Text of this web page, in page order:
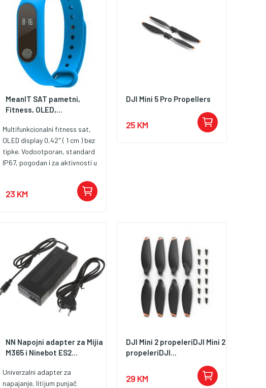
MeanIT SAT pametni,
Fitness, OLED,...
Multifunkcionalni fitness sat,
OLED display 0,42" ( 1 cm ) bez
tipke. Vodootporan, standard
IP67, pogodan i za aktivnosti u
1 metar. Funkcije : senzor
otkucaja srca, brojač kalorija,
vijek baterije ( stand-by do 12
dana ). Povezivanje Bluetooth,
Smartwatch kompatibilan sa
Android / iOS
23 KM
DJI Mini 5 Pro Propellers
25 KM
NN Napojni adapter za Mijia
M365 i Ninebot ES2...
Univerzalni adapter za
napajanje, litijum punjač
DJI Mini 2 propeleriDJI Mini 2
propeleriDJI...
29 KM